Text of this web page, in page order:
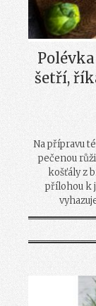
šetří,
Na přípravu
pečenou
košťály z
přílohou k